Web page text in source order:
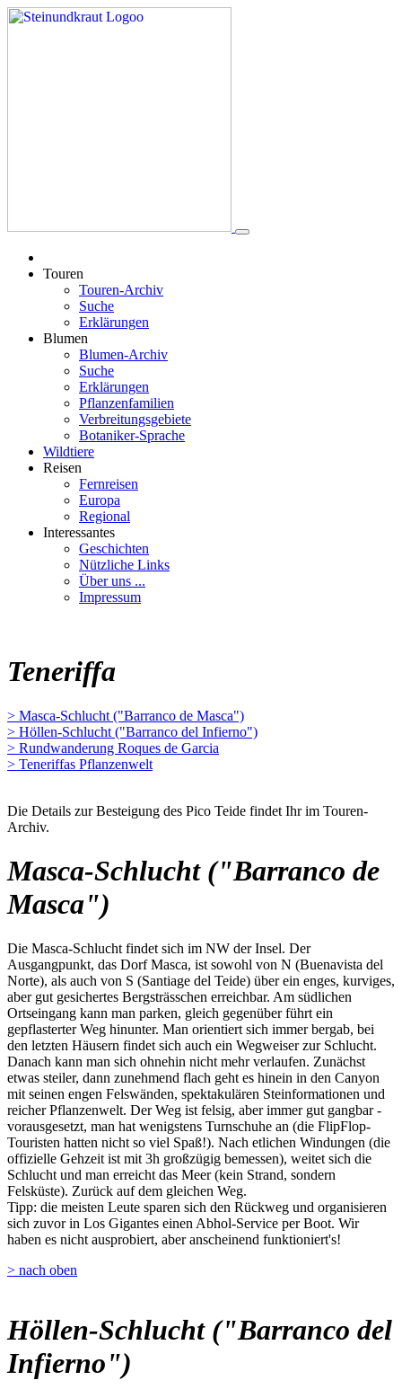
Touren
Touren-Archiv
Suche
Erklärungen
Blumen
Blumen-Archiv
Suche
Erklärungen
Pflanzenfamilien
Verbreitungsgebiete
Botaniker-Sprache
Wildtiere
Reisen
Fernreisen
Europa
Regional
Interessantes
Geschichten
Nützliche Links
Über uns ...
Impressum
Teneriffa
> Masca-Schlucht ("Barranco de Masca")
> Höllen-Schlucht ("Barranco del Infierno")
> Rundwanderung Roques de Garcia
> Teneriffas Pflanzenwelt
Die Details zur Besteigung des Pico Teide findet Ihr im Touren-
Archiv.
Masca-Schlucht ("Barranco de
Masca")
Die Masca-Schlucht findet sich im NW der Insel. Der
Ausgangpunkt, das Dorf Masca, ist sowohl von N (Buenavista del
Norte), als auch von S (Santiage del Teide) über ein enges, kurviges,
aber gut gesichertes Bergsträsschen erreichbar. Am südlichen
Ortseingang kann man parken, gleich gegenüber führt ein
gepflasterter Weg hinunter. Man orientiert sich immer bergab, bei
den letzten Häusern findet sich auch ein Wegweiser zur Schlucht.
Danach kann man sich ohnehin nicht mehr verlaufen. Zunächst
etwas steiler, dann zunehmend flach geht es hinein in den Canyon
mit seinen engen Felswänden, spektakulären Steinformationen und
reicher Pflanzenwelt. Der Weg ist felsig, aber immer gut gangbar -
vorausgesetzt, man hat wenigstens Turnschuhe an (die FlipFlop-
Touristen hatten nicht so viel Spaß!). Nach etlichen Windungen (die
offizielle Gehzeit ist mit 3h großzügig bemessen), weitet sich die
Schlucht und man erreicht das Meer (kein Strand, sondern
Felsküste). Zurück auf dem gleichen Weg.
Tipp: die meisten Leute sparen sich den Rückweg und organisieren
sich zuvor in Los Gigantes einen Abhol-Service per Boot. Wir
haben es nicht ausprobiert, aber anscheinend funktioniert's!
> nach oben
Höllen-Schlucht ("Barranco del
Infierno")